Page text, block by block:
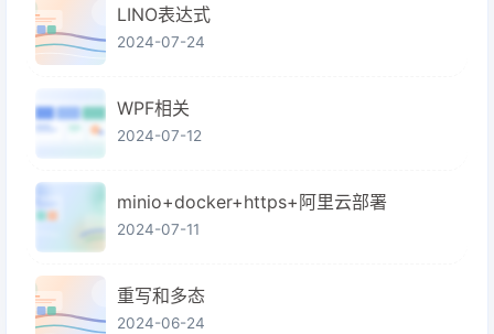
LINO表达式
2024-07-24
WPF相关
2024-07-12
minio+docker+https+阿里云部署
2024-07-11
重写和多态
2024-06-24